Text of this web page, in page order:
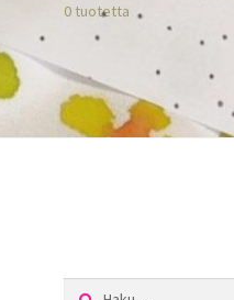
0 tuotetta
Haku: